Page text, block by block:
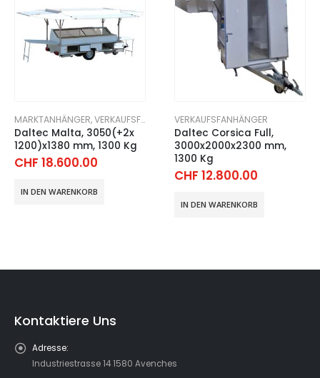
MARKTANHÄNGER,VERKAUFSFANHÄNGER
Daltec Malta, 3050(+2x
1200)x1380 mm, 1300 Kg
CHF 18.600.00
IN DEN WARENKORB
VERKAUFSFANHÄNGER
Daltec Corsica Full,
3000x2000x2300 mm,
1300 Kg
CHF 12.800.00
IN DEN WARENKORB
Kontaktiere Uns
Adresse:
Industriestrasse 14 1580 Avenches